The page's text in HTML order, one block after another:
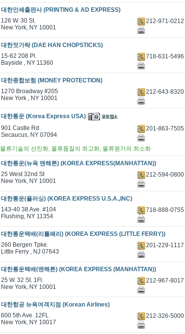
대한인쇄출판사 (PRINTING & AD EXPRESS)
126 W. 30 St.
New York, NY 10001
212-971-0212
대한젓가락 (DAE HAN CHOPSTICKS)
15-62 208 Pl.
Bayside , NY 11360
718-631-5496
대한종합보험 (MONEY PROTECTION)
1270 Broadway #205
New York , NY 10001
212-643-8320
대한통운 (Korea Express USA)
901 Castle Rd.
Secaucus, NY 07094
201-863-7505
물류기술의 선진화, 물류품질의 최고화, 물류원가의 최소화
대한통운(뉴욕 맨해튼) (KOREA EXPRESS(MANHATTAN))
25 West 32nd St
New York, NY 10001
212-594-0800
대한통운(플러싱) (KOREA EXPRESS U.S.A.,INC)
143-40 38 Ave. #104
Flushing, NY 11354
718-888-0755
대한통운택배(리틀페리) (KOREA EXPRESS (LITTLE FERRY))
260 Bergen Tpke.
Little Ferry , NJ 07643
201-229-1117
대한통운택배(맨해튼) (KOREA EXPRESS (MANHATTAN))
25 W. 32 St. 1Fl.
New York, NY 10001
212-967-8017
대한항공 뉴욕여객지점 (Korean Airlines)
600 5th Ave. 12FL
New York, NY 10017
212-326-5000